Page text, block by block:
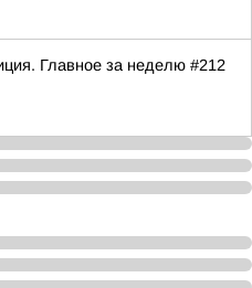
Главное за неделю #212